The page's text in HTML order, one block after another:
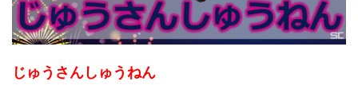
じゅうさんしゅうねん